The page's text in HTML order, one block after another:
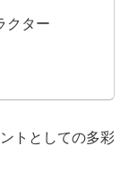
クター
トとしての多彩